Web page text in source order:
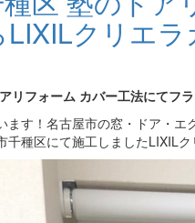
LIXILクリエ
リフォーム カバー工法にてフ
ます！名古屋市の窓・ドア・エ
千種区にて施工しましたLIXIL